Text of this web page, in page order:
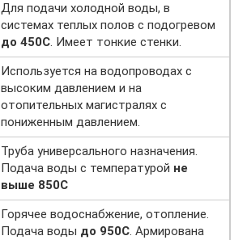
Для подачи холодной воды, в
системах теплых полов с подогревом
до 450С. Имеет тонкие стенки.
Используется на водопроводах с
высоким давлением и на
отопительных магистралях с
пониженным давлением.
Труба универсального назначения.
Подача воды с температурой не
выше 850С
Горячее водоснабжение, отопление.
Подача воды до 950С. Армирована